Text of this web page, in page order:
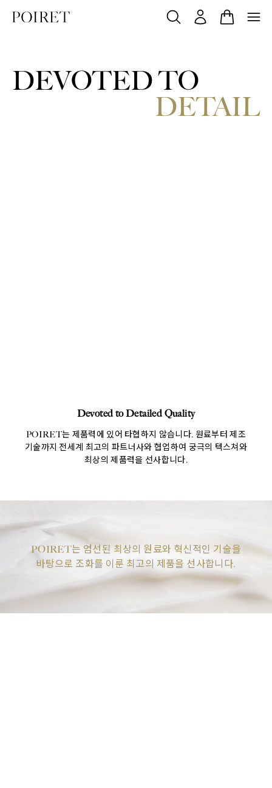
DEVOTED TO
DETAIL
Devoted to Detailed Quality
POIRET는 제품력에 있어 타협하지 않습니다. 원료부터 제조
기술까지 전세계 최고의 파트너사와 협업하여 궁극의 텍스쳐와
최상의 제품력을 선사합니다.
POIRET는 엄선된 최상의 원료와 혁신적인 기술을
바탕으로 조화를 이룬 최고의 제품을 선사합니다.